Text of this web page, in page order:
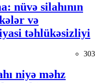
nüvə silahının
və
təhlükəsizliyi
303
niyə məhz